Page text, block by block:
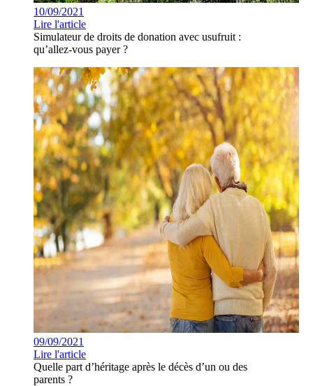
10/09/2021
Lire l'article
Simulateur de droits de donation avec usufruit :
qu’allez-vous payer ?
09/09/2021
Lire l'article
Quelle part d’héritage après le décès d’un ou des
parents ?